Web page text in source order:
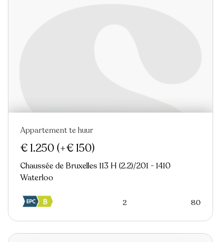
Nieuw
Appartement te huur
€ 1.250 (+€ 150)
Chaussée de Bruxelles 113 H (2.2)/201 - 1410
Waterloo
2 80